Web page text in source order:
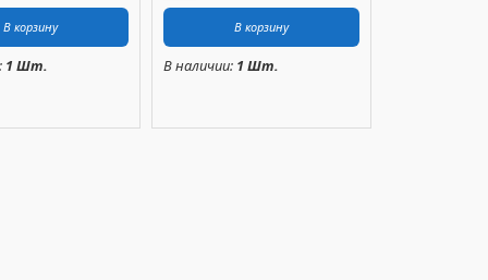
1 Шт. В наличии: 1 Шт.